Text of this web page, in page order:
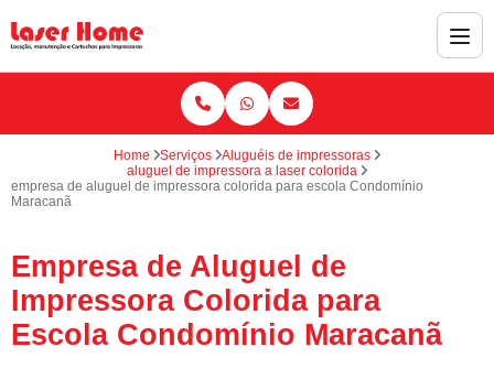
Home Serviços
Aluguéis de impressoras
aluguel de impressora a laser colorida
empresa de aluguel de impressora colorida para escola Condomínio
Maracanã
Empresa de Aluguel de
Impressora Colorida para
Escola Condomínio Maracanã